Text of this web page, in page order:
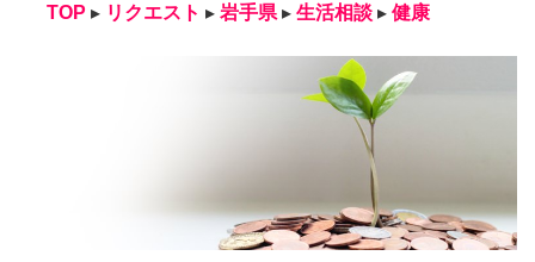
TOP ▸ リクエスト ▸ 岩手県 ▸ 生活相談 ▸ 健康